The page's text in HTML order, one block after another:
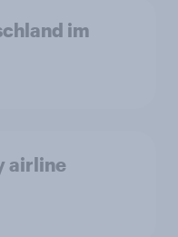
im
airline